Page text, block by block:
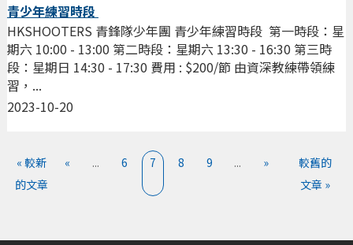
青少年練習時段
2023-10-20
HKSHOOTERS 青鋒隊少年團 青少年練習時段 第一時段：星
期六 10:00 - 13:00 第二時段：星期六 13:30 - 16:30 第三時
段：星期日 14:30 - 17:30 費用 : $200/節 由資深教練帶領練
習，...
« 較新
的文章
« ... 6 7 8 9 ... »
較舊的
文章 »